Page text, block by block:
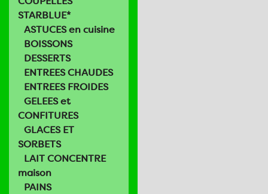
STARBLUE*
ASTUCES en cuisine
BOISSONS
DESSERTS
ENTREES CHAUDES
ENTREES FROIDES
GELEES et
CONFITURES
GLACES ET
SORBETS
LAIT CONCENTRE
maison
PAINS